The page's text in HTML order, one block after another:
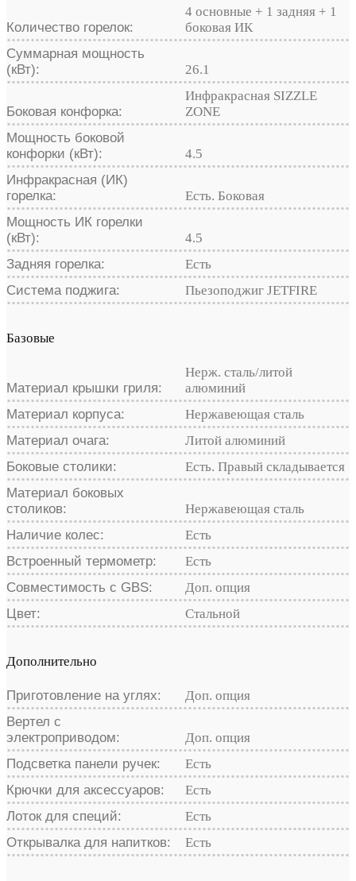
Количество горелок:
4 основные + 1 задняя + 1
боковая ИК
Суммарная мощность
(кВт):
26.1
Боковая конфорка:
Инфракрасная SIZZLE
ZONE
Мощность боковой
конфорки (кВт):
4.5
Инфракрасная (ИК)
горелка:
Есть. Боковая
Мощность ИК горелки
(кВт):
4.5
Задняя горелка:
Есть
Система поджига:
Пьезоподжиг JETFIRE
Базовые
Материал крышки гриля:
Нерж. сталь/литой
алюминий
Материал корпуса:
Нержавеющая сталь
Материал очага:
Литой алюминий
Боковые столики:
Есть. Правый складывается
Материал боковых
столиков:
Нержавеющая сталь
Наличие колес:
Есть
Встроенный термометр:
Есть
Совместимость с GBS:
Доп. опция
Цвет:
Стальной
Дополнительно
Приготовление на углях:
Доп. опция
Вертел с
электроприводом:
Доп. опция
Подсветка панели ручек:
Есть
Крючки для аксессуаров:
Есть
Лоток для специй:
Есть
Открывалка для напитков:
Есть